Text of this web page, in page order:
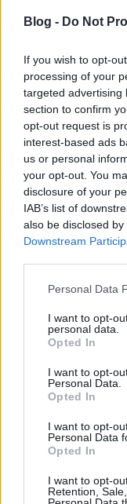
Blog - Do Not
If you wish to opt-
processing of your
targeted advertising
section to confirm
opt-out request is
interest-based ads
us or personal
your opt-out. You
disclosure of your
IAB’s list of
also be disclosed
Downstream
Please note that
not limited to your
grant or deny
use your data for
consent section.
Personal Data
I want to opt-
personal data.
Opted In
I want to opt-
Personal Data.
Opted In
I want to opt-
Personal Data
Opted In
I want to opt-
Retention,
Testünk egész
ellenére nem
Sokszor önként
legyintünk, a
nemtörődömség
Mely
Meggyógyulnék